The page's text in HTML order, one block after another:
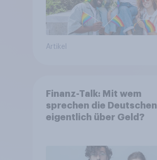
Artikel
Finanz-Talk: Mit wem
sprechen die Deutschen
eigentlich über Geld?